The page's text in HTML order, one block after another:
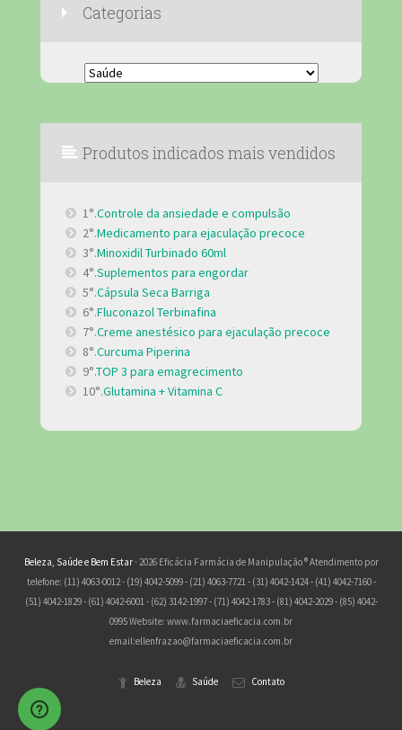
Categorias
Categorias
Produtos indicados mais vendidos
1°.Controle da ansiedade e compulsão
2°.Medicamento para ejaculação precoce
3°.Minoxidil Turbinado 60ml
4°.Suplementos para engordar
5°.Cápsula Seca Barriga
6°.Fluconazol Terbinafina
7°.Creme anestésico para ejaculação precoce
8°.Curcuma Piperina
9°.TOP 3 para emagrecimento
10°.Glutamina + Vitamina C
Beleza, Saúde e Bem Estar· 2026 Eficácia Farmácia de Manipulação ® Atendimento por
telefone: (11) 4063-0012 - (19) 4042-5099 - (21) 4063-7721 - (31) 4042-1424 - (41) 4042-7160 -
(51) 4042-1829 - (61) 4042-6001 - (62) 3142-1997 - (71) 4042-1783 - (81) 4042-2029 - (85) 4042-
0995 Website: www.farmaciaeficacia.com.br
email:ellenfrazao@farmaciaeficacia.com.br
Beleza Saúde Contato